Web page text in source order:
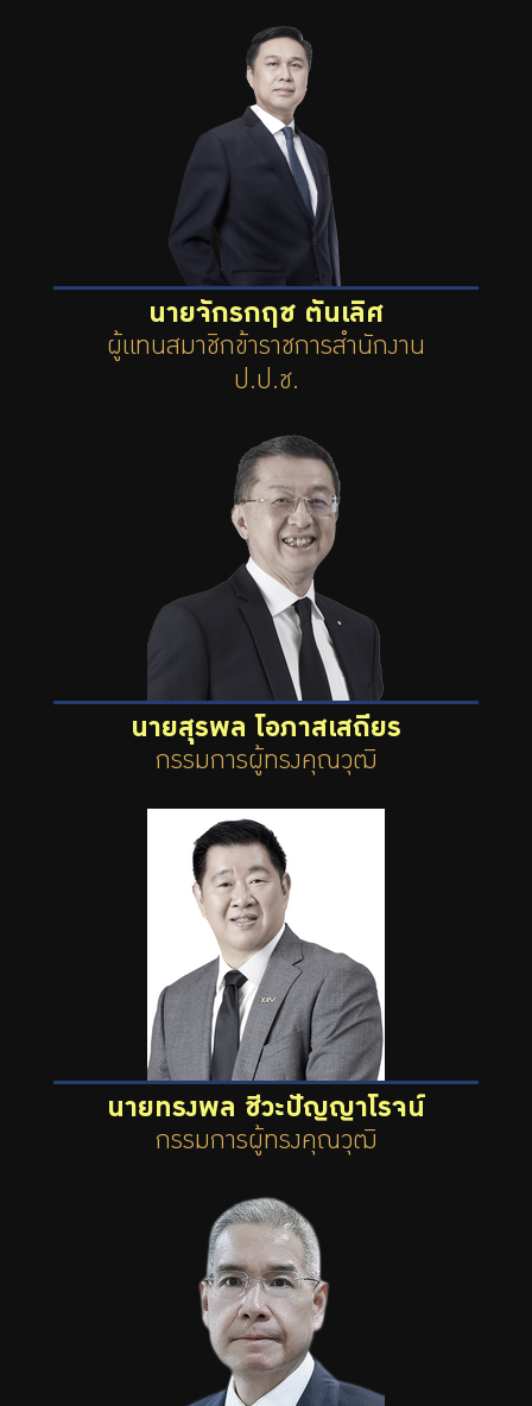
นายจักรกฤช ตันเลิศ
ผู้แทนสมาชิกข้าราชการสำนักงาน
ป.ป.ช.
นายสุรพล โอภาสเสถียร
กรรมการผู้ทรงคุณวุฒิ
นายทรงพล ชีวะปัญญาโรจน์
กรรมการผู้ทรงคุณวุฒิ